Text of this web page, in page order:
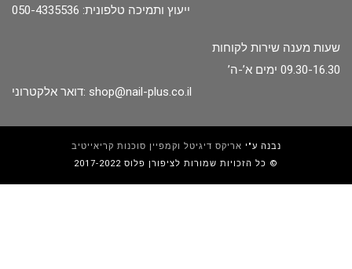
ייעוץ ותמיכה טלפונית: 050-4335536
שעות מענה שירות לקוחות
09.30-16.30 ימים א’-ה’
דואר אלקטרוני: shop@nail-plus.co.il
נבנה ע"י אריקס דיגיטל וקמפיין סוכנות קריאייטיב
כל הזכויות שמורות לציפורן פלוס 2017-2022 ©